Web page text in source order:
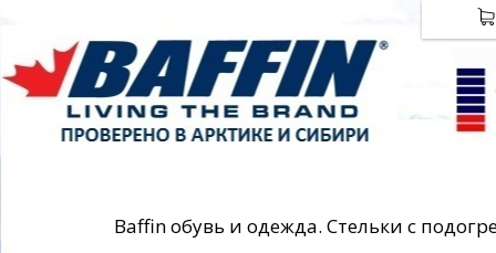
Baffin обувь и одежда. Стельки с